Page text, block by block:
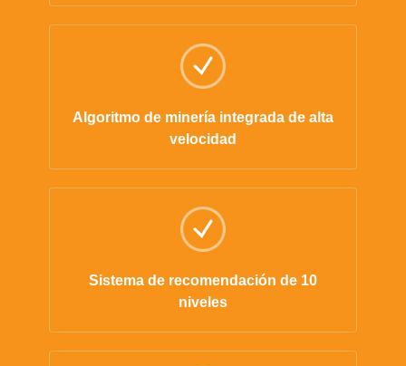
Algoritmo de minería integrada de alta
velocidad
Sistema de recomendación de 10
niveles